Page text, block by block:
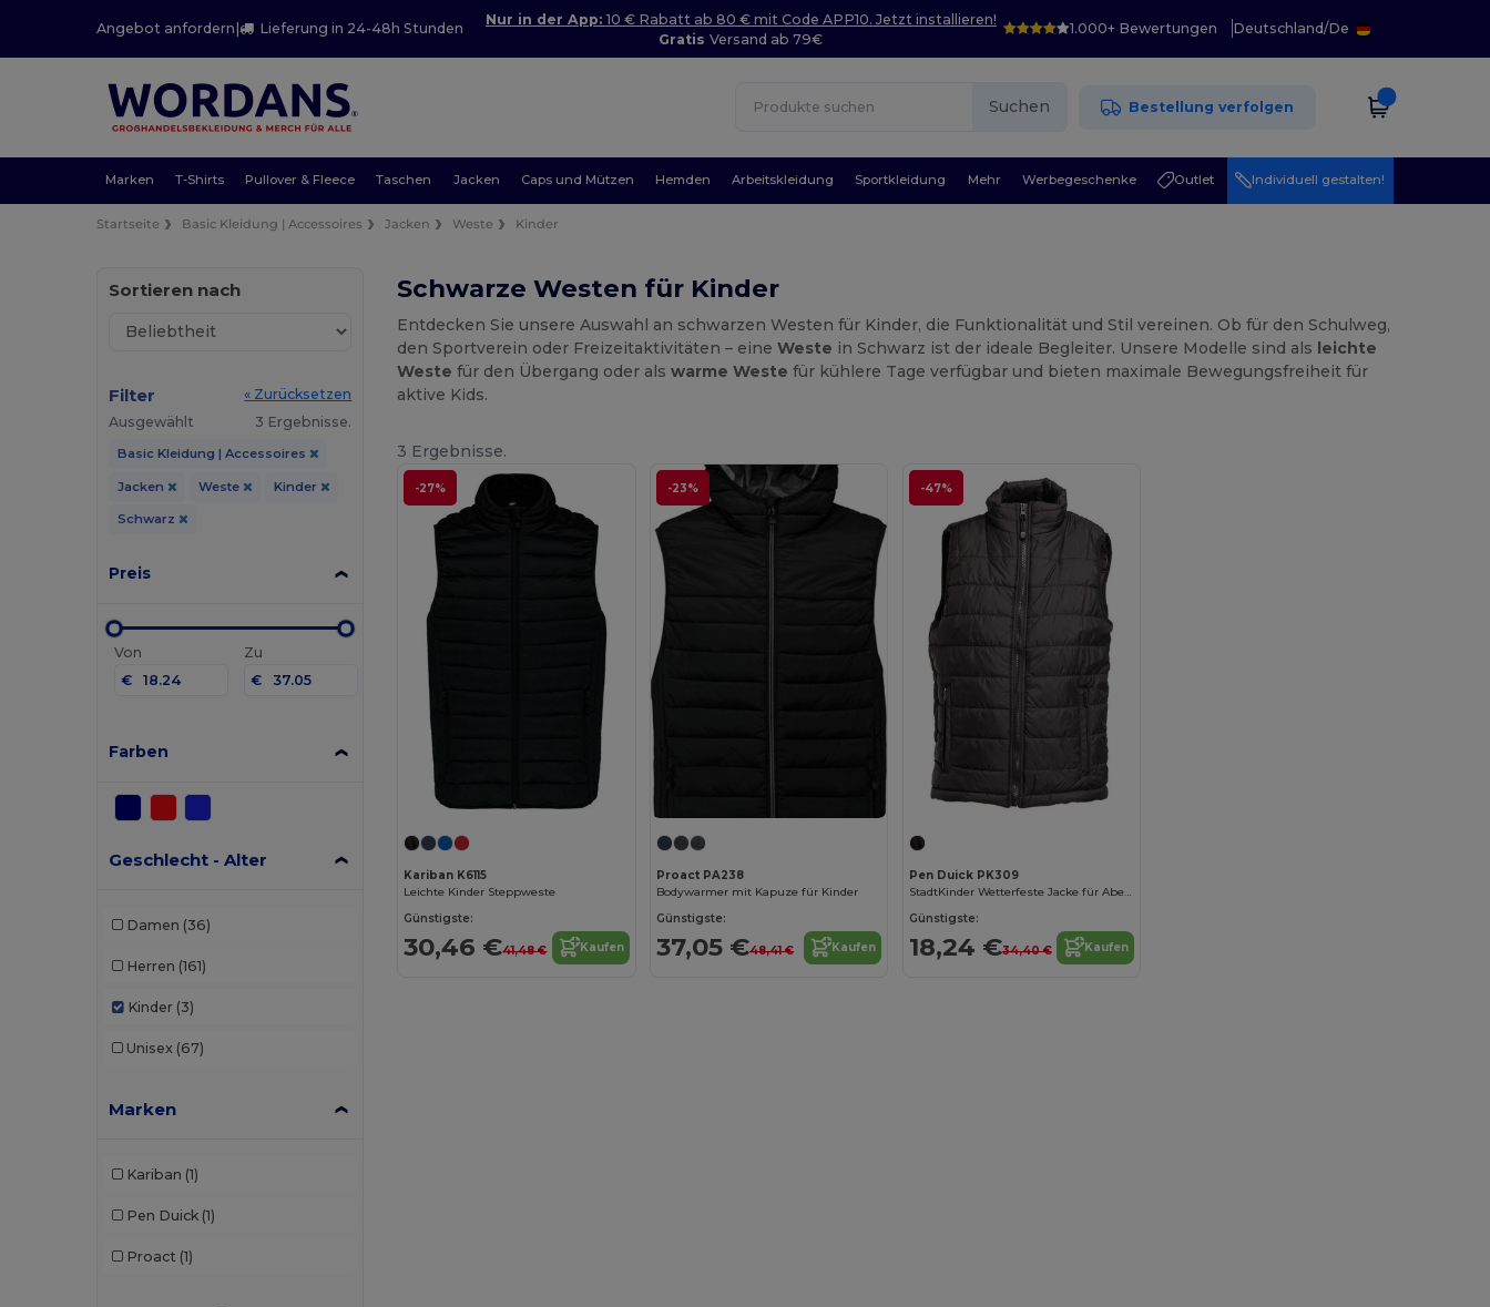
Angebot anfordern | Lieferung in 24-48h Stunden
Nur in der App: 10 € Rabatt ab 80 € mit Code APP10. Jetzt installieren!
GratisVersand ab 79€
1.000+ Bewertungen Deutschland/De
Suchen Bestellung verfolgen
Marken T-Shirts Pullover & Fleece Taschen Jacken Caps und Mützen Hemden Arbeitskleidung Sportkleidung Mehr Werbegeschenke Outlet Individuell gestalten!
Startseite Basic Kleidung | Accessoires Jacken Weste Kinder
Sortieren nach
Filter
« Zurücksetzen
Ausgewählt
3 Ergebnisse.
Basic Kleidung | Accessoires
Jacken Weste Kinder
Schwarz
Preis
Von
€
Zu
€
Farben
Geschlecht - Alter
Damen (36)
Herren (161)
Kinder (3)
Unisex (67)
Marken
Kariban (1)
Pen Duick (1)
Proact (1)
Schwarze Westen für Kinder
Entdecken Sie unsere Auswahl an schwarzen Westen für Kinder, die Funktionalität und Stil vereinen. Ob für den Schulweg,
den Sportverein oder Freizeitaktivitäten – eineWeste in Schwarz ist der ideale Begleiter. Unsere Modelle sind als leichte
Weste für den Übergang oder alswarme Weste für kühlere Tage verfügbar und bieten maximale Bewegungsfreiheit für
aktive Kids.
3 Ergebnisse.
-27%
Kariban K6115
Leichte Kinder Steppweste
Günstigste:
30,46 €41,48 € Kaufen
-23%
Proact PA238
Bodywarmer mit Kapuze für Kinder
Günstigste:
37,05 €48,41 € Kaufen
-47%
Pen Duick PK309
StadtKinder Wetterfeste Jacke für Abenteuer
Günstigste:
18,24 €34,40 € Kaufen